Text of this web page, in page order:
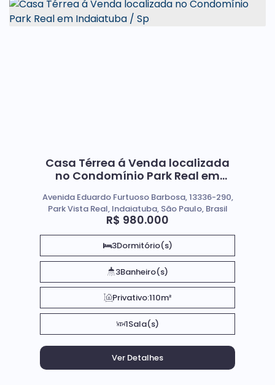
Casa Térrea á Venda localizada
no Condomínio Park Real em
R$ 980.000
Avenida Eduardo Furtuoso Barbosa, 13336-290,
Park Vista Real, Indaiatuba, São Paulo, Brasil
3Dormitório(s)
3Banheiro(s)
Privativo:110m²
1Sala(s)